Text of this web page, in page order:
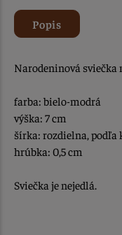
Popis
Narodeninová sviečka
farba: bielo-modrá
výška: 7 cm
šírka: rozdielna, podľa
hrúbka: 0,5 cm
Sviečka je nejedlá.